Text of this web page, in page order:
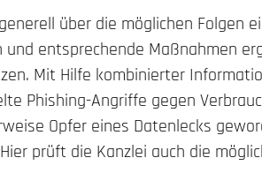
über die möglichen Folgen
entsprechende Maßnahmen
Mit Hilfe kombinierter
Phishing-Angriffe gegen
Opfer eines Datenlecks
prüft die Kanzlei auch die